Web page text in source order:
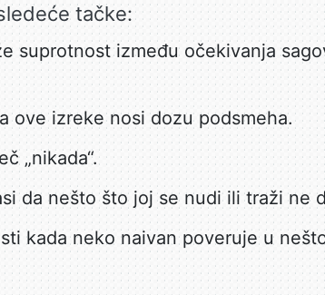
tačke:
suprotnost između očekivanja
ove izreke nosi dozu podsmeha.
„nikada“.
da nešto što joj se nudi ili traži ne
kada neko naivan poveruje u